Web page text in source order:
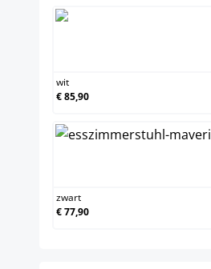
wit
€ 85,90
zwart
€ 77,90